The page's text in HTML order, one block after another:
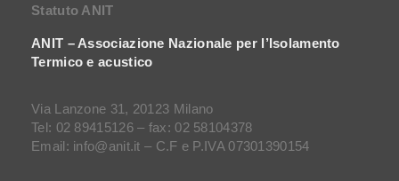
Statuto ANIT
ANIT – Associazione Nazionale per l’Isolamento
Termico e acustico
Via Lanzone 31, 20123 Milano
Tel: 02 89415126 – fax: 02 58104378
Email: info@anit.it – C.F e P.IVA 07301390154